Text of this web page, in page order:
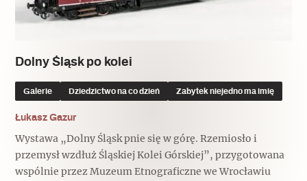
Wywiady
Popularne
Dolnośląski Indiana Jones
Dziedzictwo na co dzień
Ludzie
Muzea od nowa
Popularne
Jak to działa? Czyli nowa odsłona
Narodowego Muzeum Techniki
Zobacz również
Patronaty
MonumentApp
Mapa skojarzeń
Krakowskie Kawiarnie
Dolny Śląsk po kolei
Galerie Dziedzictwo na co dzień Zabytek niejedno ma imię
Łukasz Gazur
Wystawa „Dolny Śląsk pnie się w górę. Rzemiosło i
przemysł wzdłuż Śląskiej Kolei Górskiej”, przygotowana
wspólnie przez Muzeum Etnograficzne we Wrocławiu